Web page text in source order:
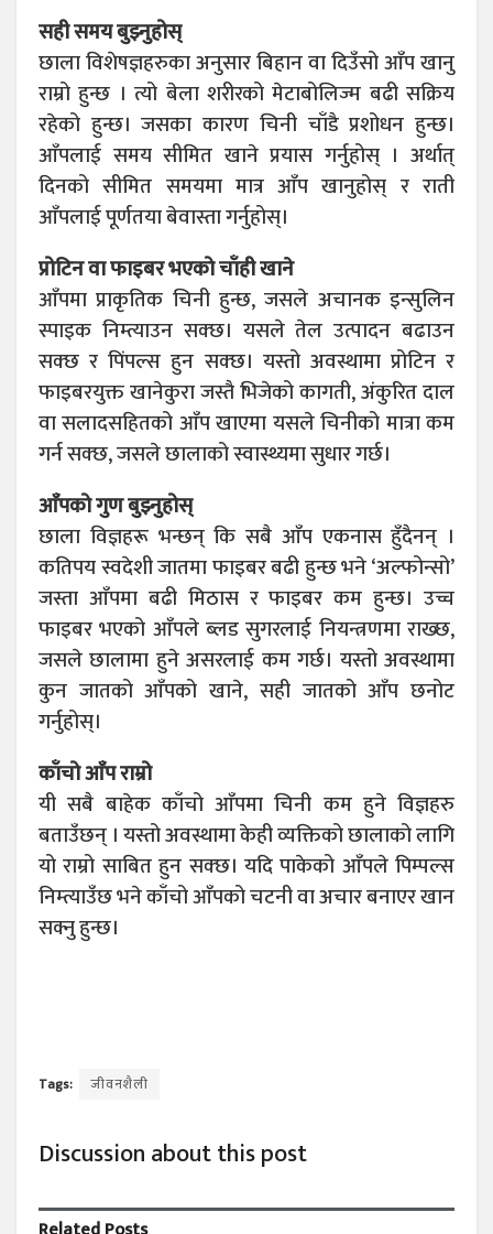
सही समय बुझ्नुहोस्
छाला विशेषज्ञहरुका अनुसार बिहान वा दिउँसो आँप खानु
राम्रो हुन्छ । त्यो बेला शरीरको मेटाबोलिज्म बढी सक्रिय
रहेको हुन्छ। जसका कारण चिनी चाँडै प्रशोधन हुन्छ।
आँपलाई समय सीमित खाने प्रयास गर्नुहोस् । अर्थात्
दिनको सीमित समयमा मात्र आँप खानुहोस् र राती
आँपलाई पूर्णतया बेवास्ता गर्नुहोस्।
प्रोटिन वा फाइबर भएको चाँही खाने
आँपमा प्राकृतिक चिनी हुन्छ, जसले अचानक इन्सुलिन
स्पाइक निम्त्याउन सक्छ। यसले तेल उत्पादन बढाउन
सक्छ र पिंपल्स हुन सक्छ। यस्तो अवस्थामा प्रोटिन र
फाइबरयुक्त खानेकुरा जस्तै भिजेको कागती, अंकुरित दाल
वा सलादसहितको आँप खाएमा यसले चिनीको मात्रा कम
गर्न सक्छ, जसले छालाको स्वास्थ्यमा सुधार गर्छ।
आँपको गुण बुझ्नुहोस्
छाला विज्ञहरू भन्छन् कि सबै आँप एकनास हुँदैनन् ।
कतिपय स्वदेशी जातमा फाइबर बढी हुन्छ भने ‘अल्फोन्सो’
जस्ता आँपमा बढी मिठास र फाइबर कम हुन्छ। उच्च
फाइबर भएको आँपले ब्लड सुगरलाई नियन्त्रणमा राख्छ,
जसले छालामा हुने असरलाई कम गर्छ। यस्तो अवस्थामा
कुन जातको आँपको खाने, सही जातको आँप छनोट
गर्नुहोस्।
काँचो आँप राम्रो
यी सबै बाहेक काँचो आँपमा चिनी कम हुने विज्ञहरु
बताउँछन् । यस्तो अवस्थामा केही व्यक्तिको छालाको लागि
यो राम्रो साबित हुन सक्छ। यदि पाकेको आँपले पिम्पल्स
निम्त्याउँछ भने काँचो आँपको चटनी वा अचार बनाएर खान
सक्नु हुन्छ।
Tags: जीवनशैली
Discussion about this post